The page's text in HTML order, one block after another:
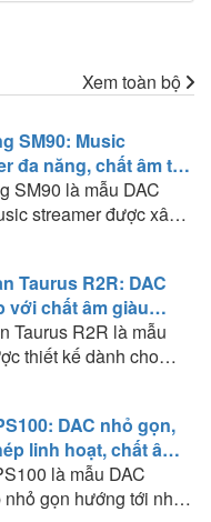
Xem toàn bộ
SM90: Music
đa năng, chất âm tự
khả năng phối ghép
SM90 là mẫu DAC
streamer được xây
trong cùng một thiết
phải sử dụng riêng
DAC và các thiết bị
hiệu từ TV, SM90 có
trang bị cho sản phẩm
kép AKM AK4493S,
sử dụng OPA1612,
tính, hệ điều hành
Taurus R2R: DAC
với chất âm giàu
và khả năng phối
Taurus R2R là mẫu
thiết kế dành cho
đại được tách thành
bị riêng biệt. Không
hay
amplifier, Taurus tập
DAC nhỏ gọn,
linh hoạt, chất âm
trong hệ thống phổ
là mẫu DAC
nhỏ gọn hướng tới nhu